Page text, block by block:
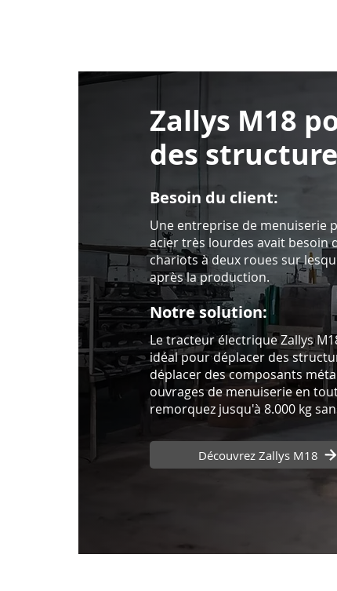
Zallys M18
des
Besoin du client:
Une entreprise de menuiserie
acier très lourdes avait besoin
chariots à deux roues sur
après la production.
Notre solution:
Le tracteur électrique Zallys
idéal pour déplacer des
déplacer des composants
ouvrages de menuiserie en
remorquez jusqu'à 8.000 kg
Découvrez Zallys M18